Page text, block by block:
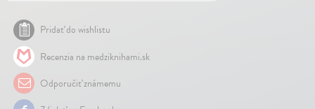
Pridať do wishlistu
Recenzia na medziknihami.sk
Odporučiť známemu